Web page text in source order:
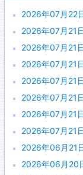
2026年07月22日_陕
2026年07月21日_
2026年07月21日_
2026年07月21日
2026年07月21日
2026年07月21日_足
2026年07月21日_深
2026年07月21日_
2026年06月21日
2026年06月20日_